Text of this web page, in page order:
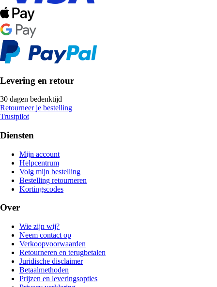
Levering en retour
30 dagen bedenktijd
Retourneer je bestelling
Trustpilot
Diensten
Mijn account
Helpcentrum
Volg mijn bestelling
Bestelling retourneren
Kortingscodes
Over
Wie zijn wij?
Neem contact op
Verkoopvoorwaarden
Retourneren en terugbetalen
Juridische disclaimer
Betaalmethoden
Prijzen en leveringsopties